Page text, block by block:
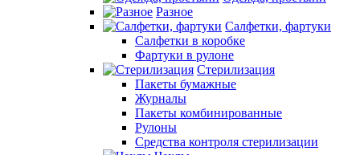
Разное
Салфетки, фартуки
Салфетки в коробке
Фартуки в рулоне
Стерилизация
Пакеты бумажные
Журналы
Пакеты комбинированные
Рулоны
Средства контроля стерилизации